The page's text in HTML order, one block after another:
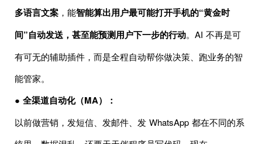
多语言文案 ，能智能算出用户最可能打开手机的“黄金时
间”自动发送，甚至能预测用户下一步的行动。AI 不再是可
有可无的辅助插件，而是全程自动帮你做决策、跑业务的智
能管家。
● 全渠道自动化（MA）：
以前做营销，发短信、发邮件、发 WhatsApp 都在不同的系